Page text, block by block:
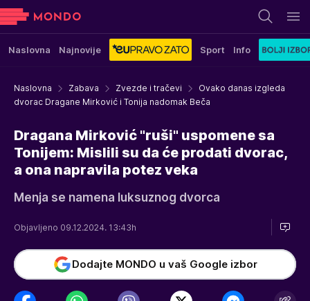
Naslovna Najnovije Sport Info
Naslovna Zabava Zvezde i tračevi
Ovako danas izgleda
dvorac Dragane Mirković i Tonija nadomak Beča
Dragana Mirković "ruši" uspomene sa
Tonijem: Mislili su da će prodati dvorac,
a ona napravila potez veka
Menja se namena luksuznog dvorca
Objavljeno 09.12.2024. 13:43h
Dodajte MONDO u vaš Google izbor